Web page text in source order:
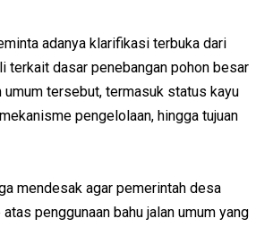
adanya klarifikasi terbuka dari
terkait dasar penebangan pohon besar
umum tersebut, termasuk status kayu
pengelolaan, hingga tujuan
mendesak agar pemerintah desa
penggunaan bahu jalan umum yang